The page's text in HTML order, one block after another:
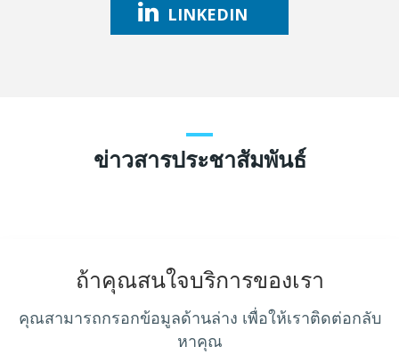
LINKEDIN
ข่าวสารประชาสัมพันธ์
ถ้าคุณสนใจบริการของเรา
คุณสามารถกรอกข้อมูลด้านล่าง เพื่อให้เราติดต่อกลับ
หาคุณ